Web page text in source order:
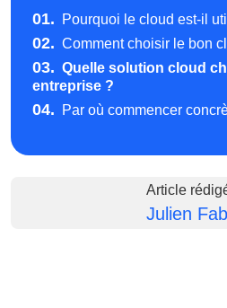
01. Pourquoi le cloud est-il
02. Comment choisir le bon
03. Quelle solution cloud
entreprise ?
04. Par où commencer
Article
Julien